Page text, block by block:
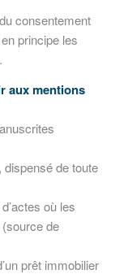
consentement
principe les
aux mentions
dispensé de toute
où les
de
prêt immobilier